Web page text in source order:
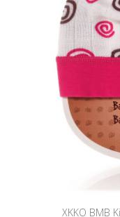
XKKO BMB